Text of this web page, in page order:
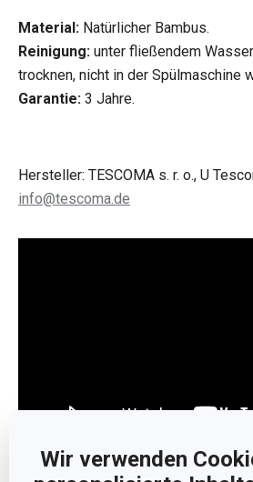
Wir verwenden
Material: Natürlicher Bambus.
Reinigung: unter fließendem
trocknen, nicht in der Spülmaschine
Garantie: 3 Jahre.
Hersteller: TESCOMA s. r. o., U
info@tescoma.de
Weniger